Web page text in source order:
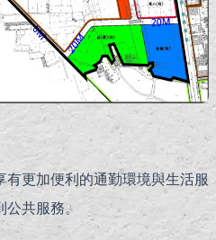
更加便利的通勤環境與生活服
共服務。